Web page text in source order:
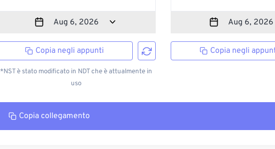
Copia negli appunti
*NST è stato modificato in NDT che è attualmente in
uso
Copia negli
Copia collegamento